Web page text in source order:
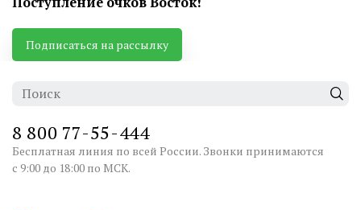
Подписаться на рассылку
8 800 77-55-444
Бесплатная линия по всей России. Звонки принимаются
с 9:00 до 18:00 по МСК.